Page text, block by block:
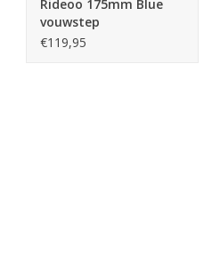
Rideoo 175mm Blue
vouwstep
€119,95